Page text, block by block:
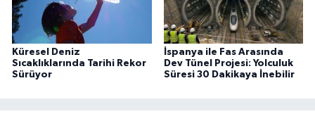
Küresel Deniz
Sıcaklıklarında Tarihi Rekor
Sürüyor
İspanya ile Fas Arasında
Dev Tünel Projesi: Yolculuk
Süresi 30 Dakikaya İnebilir